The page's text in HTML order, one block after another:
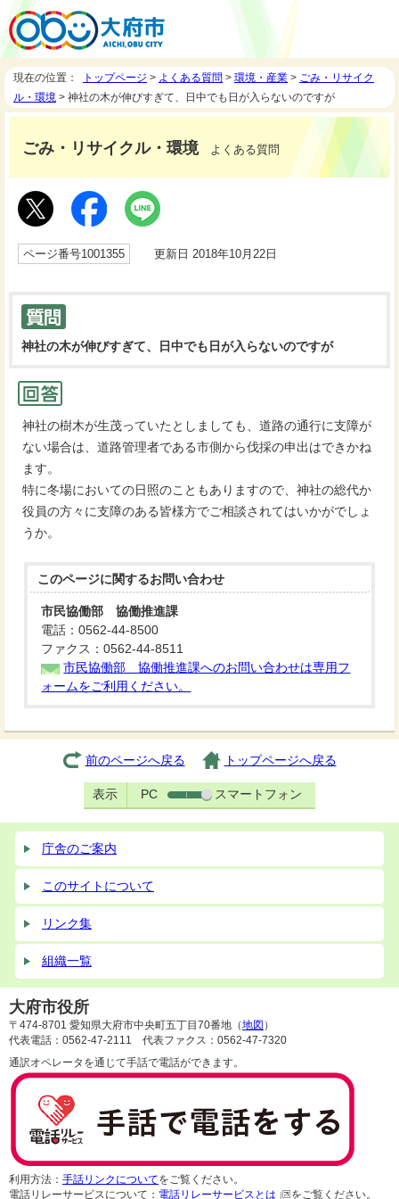
現在の位置： トップページ > よくある質問 > 環境・産業 > ごみ・リサイク
ル・環境 > 神社の木が伸びすぎて、日中でも日が入らないのですが
ごみ・リサイクル・環境よくある質問
ページ番号1001355 更新日 2018年10月22日
神社の木が伸びすぎて、日中でも日が入らないのですが
神社の樹木が生茂っていたとしましても、道路の通行に支障が
ない場合は、道路管理者である市側から伐採の申出はできかね
ます。
特に冬場においての日照のこともありますので、神社の総代か
役員の方々に支障のある皆様方でご相談されてはいかがでしょ
うか。
このページに関するお問い合わせ
市民協働部 協働推進課
電話：0562-44-8500
ファクス：0562-44-8511
市民協働部 協働推進課へのお問い合わせは専用フ
ォームをご利用ください。
前のページへ戻る トップページへ戻る
表示 PC スマートフォン
庁舎のご案内
このサイトについて
リンク集
組織一覧
大府市役所
〒474-8701 愛知県大府市中央町五丁目70番地（地図 ）
代表電話：0562-47-2111 代表ファクス：0562-47-7320
通訳オペレータを通じて手話で電話ができます。
利用方法： 手話リンクについてをご覧ください。
電話リレーサービスについて： 電話リレーサービスとは をご覧ください。